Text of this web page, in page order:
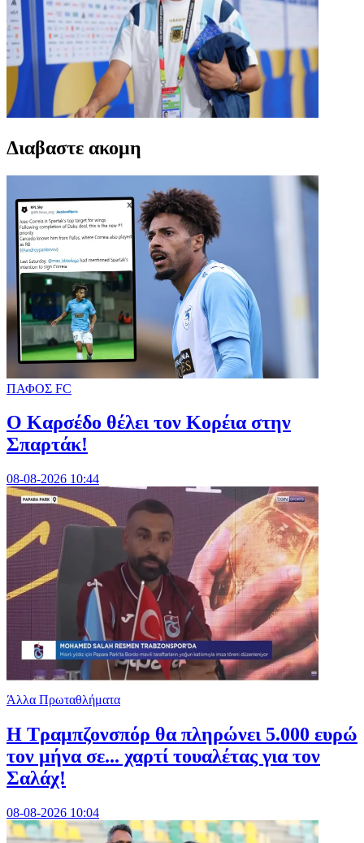
Διαβαστε ακομη
ΠΑΦΟΣ FC
Ο Καρσέδο θέλει τον Κορέια στην
Σπαρτάκ!
08-08-2026 10:44
Άλλα Πρωταθλήματα
Η Τραμπζονσπόρ θα πληρώνει 5.000 ευρώ
τον μήνα σε... χαρτί τουαλέτας για τον
Σαλάχ!
08-08-2026 10:04